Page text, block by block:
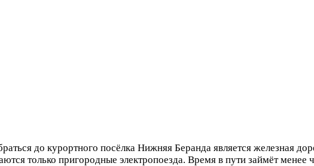
до курортного посёлка Нижняя Беранда является железная
только пригородные электропоезда. Время в пути займёт менее